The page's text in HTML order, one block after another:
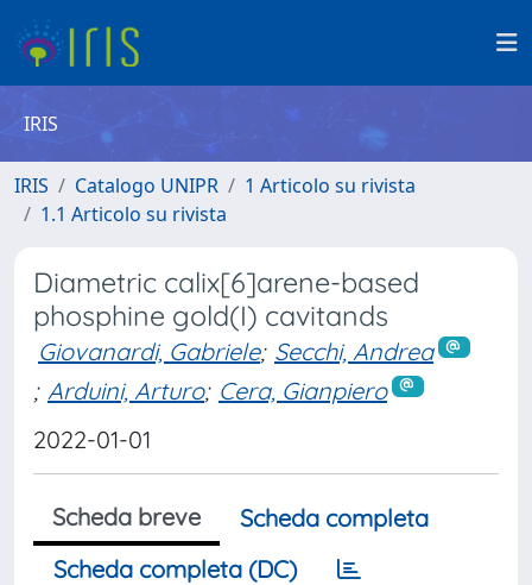
IRIS
IRIS Catalogo UNIPR
1 Articolo su rivista
1.1 Articolo su rivista
Diametric calix[6]arene-based
phosphine gold(I) cavitands
Giovanardi, Gabriele; Secchi, Andrea
; Arduini, Arturo; Cera, Gianpiero
2022-01-01
Scheda breve
Scheda completa
Scheda completa (DC)